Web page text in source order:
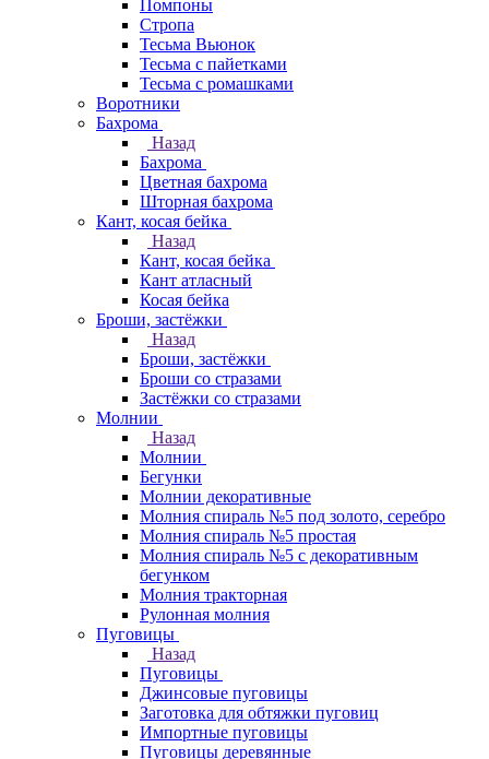
Помпоны
Стропа
Тесьма Вьюнок
Тесьма с пайетками
Тесьма с ромашками
Воротники
Бахрома
Назад
Бахрома
Цветная бахрома
Шторная бахрома
Кант, косая бейка
Назад
Кант, косая бейка
Кант атласный
Косая бейка
Броши, застёжки
Назад
Броши, застёжки
Броши со стразами
Застёжки со стразами
Молнии
Назад
Молнии
Бегунки
Молнии декоративные
Молния спираль №5 под золото, серебро
Молния спираль №5 простая
Молния спираль №5 с декоративным
бегунком
Молния тракторная
Рулонная молния
Пуговицы
Назад
Пуговицы
Джинсовые пуговицы
Заготовка для обтяжки пуговиц
Импортные пуговицы
Пуговицы деревянные